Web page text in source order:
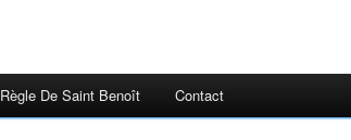
Règle De Saint Benoît Contact